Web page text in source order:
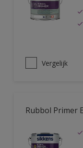
Vergelijk
Rubbol Primer